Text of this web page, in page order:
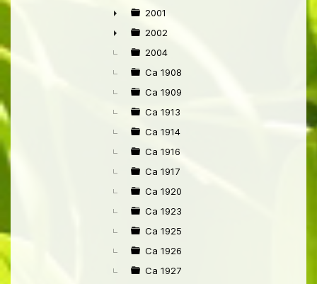
►
2001
►
2002
2004
Ca 1908
Ca 1909
Ca 1913
Ca 1914
Ca 1916
Ca 1917
Ca 1920
Ca 1923
Ca 1925
Ca 1926
Ca 1927